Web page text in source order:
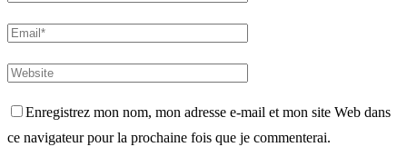
Enregistrez mon nom, mon adresse e-mail et mon site Web dans
ce navigateur pour la prochaine fois que je commenterai.